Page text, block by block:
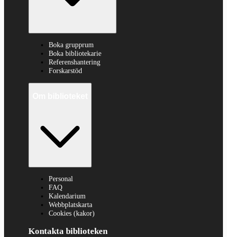
Boka grupprum
Boka bibliotekarie
Referenshantering
Forskarstöd
Personal
FAQ
Kalendarium
Webbplatskarta
Cookies (kakor)
Kontakta biblioteken